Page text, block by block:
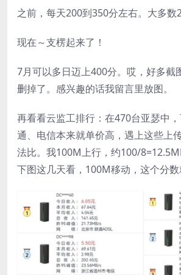
之前，每天200到350分左右。大多数
现在～支楞起来了！
7月可以多日迈上400分。哎，好多截
删掉了。感兴趣的话我留言里放图。
再看看云监工排行：在470台亚瑟中
通、电信本来就单价高，遇上这些上
法比。我100M上行，约100/
下图这几天看，100M移动，这个分数